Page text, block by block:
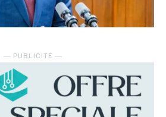
― PUBLICITE ―